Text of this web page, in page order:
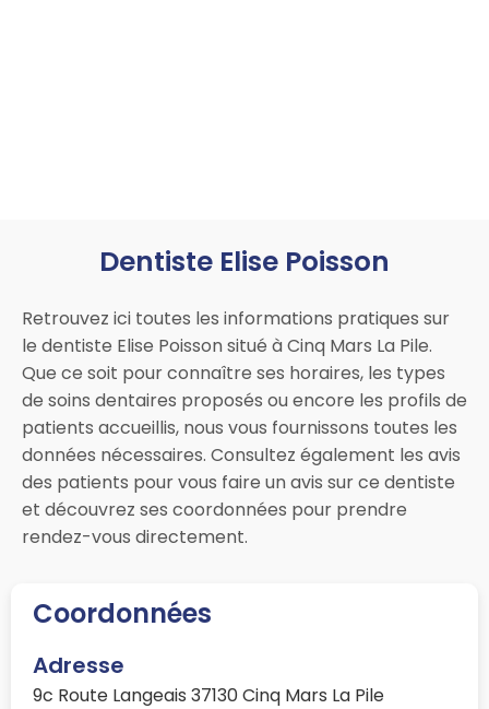
Dentiste Elise Poisson
Retrouvez ici toutes les informations pratiques sur
le dentiste Elise Poisson situé à Cinq Mars La Pile.
Que ce soit pour connaître ses horaires, les types
de soins dentaires proposés ou encore les profils de
patients accueillis, nous vous fournissons toutes les
données nécessaires. Consultez également les avis
des patients pour vous faire un avis sur ce dentiste
et découvrez ses coordonnées pour prendre
rendez-vous directement.
Coordonnées
Adresse
9c Route Langeais 37130 Cinq Mars La Pile